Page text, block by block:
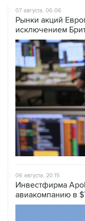
07 августа, 06:06
Рынки акций
исключением
06 августа, 20:15
Инвестфирма
авиакомпанию в